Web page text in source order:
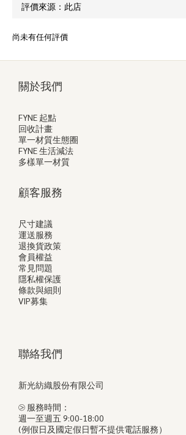
尚未有任何評價
關於我們
FYNE 起點
回收計畫
單一材質生態圈
FYNE 生活減法
多樣單一材質
顧客服務
尺寸建議
運送服務
退換貨政策
會員權益
常見問題
隱私權保護
條款與細則
VIP募集
聯絡我們
新光紡織股份有限公司
⧁ 服務時間：
週一至週五 9:00-18:00
(例假日及國定假日暫不提供電話服務）